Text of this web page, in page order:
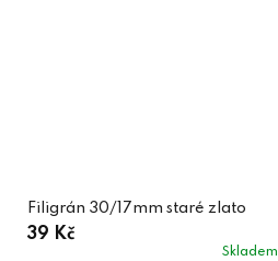
Filigrán 30/17mm staré zlato
39 Kč
Skladem